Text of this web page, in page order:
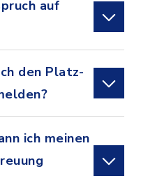
auf
den Platz-
ich meinen